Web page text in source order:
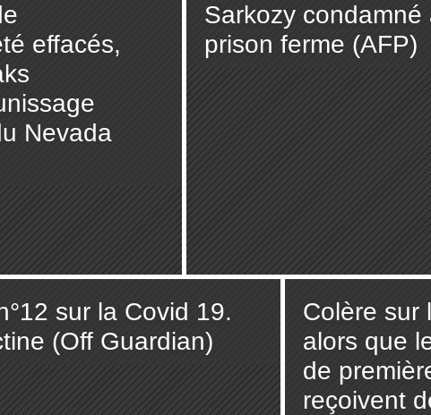
effacés,
Nevada
Sarkozy condamné
prison ferme (AFP)
sur la Covid 19.
(Off Guardian)
Colère sur
alors que
de
reçoivent